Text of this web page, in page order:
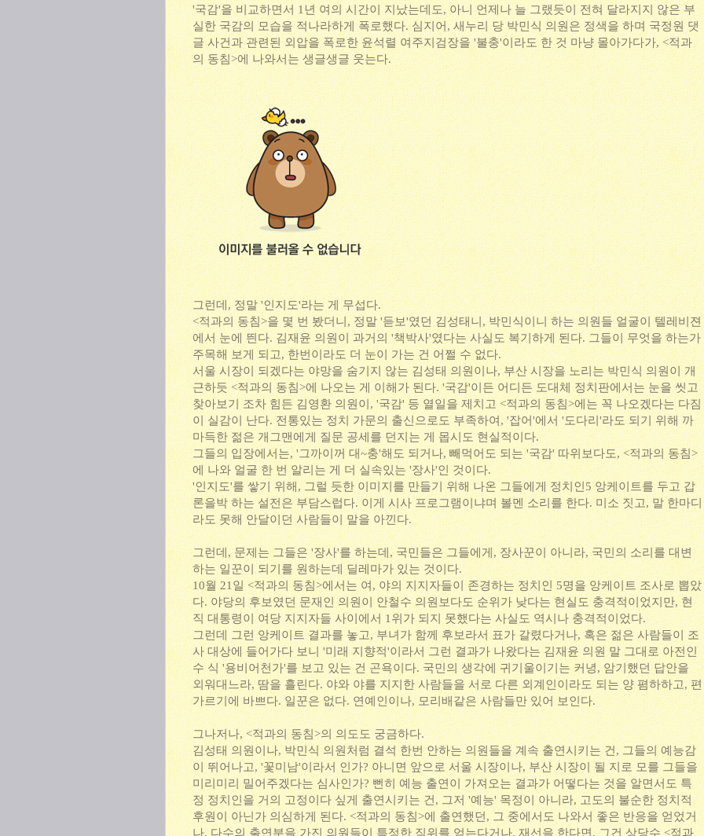
'국감'을 비교하면서 1년 여의 시간이 지났는데도, 아니 언제나 늘 그랬듯이 전혀 달라지지 않은 부
실한 국감의 모습을 적나라하게 폭로했다. 심지어, 새누리 당 박민식 의원은 정색을 하며 국정원 댓
글 사건과 관련된 외압을 폭로한 윤석렬 여주지검장을 '불충'이라도 한 것 마냥 몰아가다가, <적과
의 동침>에 나와서는 생글생글 웃는다.
그런데, 정말 '인지도'라는 게 무섭다.
<적과의 동침>을 몇 번 봤더니, 정말 '듣보'였던 김성태니, 박민식이니 하는 의원들 얼굴이 텔레비젼
에서 눈에 띈다. 김재윤 의원이 과거의 '책박사'였다는 사실도 복기하게 된다. 그들이 무엇을 하는가
주목해 보게 되고, 한번이라도 더 눈이 가는 건 어쩔 수 없다.
서울 시장이 되겠다는 야망을 숨기지 않는 김성태 의원이나, 부산 시장을 노리는 박민식 의원이 개
근하듯 <적과의 동침>에 나오는 게 이해가 된다. '국감'이든 어디든 도대체 정치판에서는 눈을 씻고
찾아보기 조차 힘든 김영환 의원이, '국감' 등 열일을 제치고 <적과의 동침>에는 꼭 나오겠다는 다짐
이 실감이 난다. 전통있는 정치 가문의 출신으로도 부족하여, '잡어'에서 '도다리'라도 되기 위해 까
마득한 젊은 개그맨에게 질문 공세를 던지는 게 몹시도 현실적이다.
그들의 입장에서는, '그까이꺼 대~충'해도 되거나, 빼먹어도 되는 '국감' 따위보다도, <적과의 동침>
에 나와 얼굴 한 번 알리는 게 더 실속있는 '장사'인 것이다.
'인지도'를 쌓기 위해, 그럴 듯한 이미지를 만들기 위해 나온 그들에게 정치인5 앙케이트를 두고 갑
론을박 하는 설전은 부담스럽다. 이게 시사 프로그램이냐며 볼멘 소리를 한다. 미소 짓고, 말 한마디
라도 못해 안달이던 사람들이 말을 아낀다.
그런데, 문제는 그들은 '장사'를 하는데, 국민들은 그들에게, 장사꾼이 아니라, 국민의 소리를 대변
하는 일꾼이 되기를 원하는데 딜레마가 있는 것이다.
10월 21일 <적과의 동침>에서는 여, 야의 지지자들이 존경하는 정치인 5명을 앙케이트 조사로 뽑았
다. 야당의 후보였던 문재인 의원이 안철수 의원보다도 순위가 낮다는 현실도 충격적이었지만, 현
직 대통령이 여당 지지자들 사이에서 1위가 되지 못했다는 사실도 역시나 충격적이었다.
그런데 그런 앙케이트 결과를 놓고, 부녀가 함께 후보라서 표가 갈렸다거나, 혹은 젊은 사람들이 조
사 대상에 들어가다 보니 '미래 지향적'이라서 그런 결과가 나왔다는 김재윤 의원 말 그대로 아전인
수 식 '용비어천가'를 보고 있는 건 곤욕이다. 국민의 생각에 귀기울이기는 커녕, 암기했던 답안을
외워대느라, 땀을 흘린다. 야와 야를 지지한 사람들을 서로 다른 외계인이라도 되는 양 폄하하고, 편
가르기에 바쁘다. 일꾼은 없다. 연예인이나, 모리배같은 사람들만 있어 보인다.
그나저나, <적과의 동침>의 의도도 궁금하다.
김성태 의원이나, 박민식 의원처럼 결석 한번 안하는 의원들을 계속 출연시키는 건, 그들의 예능감
이 뛰어나고, '꽃미남'이라서 인가? 아니면 앞으로 서울 시장이나, 부산 시장이 될 지로 모를 그들을
미리미리 밀어주겠다는 심사인가? 뻔히 예능 출연이 가져오는 결과가 어떻다는 것을 알면서도 특
정 정치인을 거의 고정이다 싶게 출연시키는 건, 그저 '예능' 목정이 아니라, 고도의 불순한 정치적
후원이 아닌가 의심하게 된다. <적과의 동침>에 출연했던, 그 중에서도 나와서 좋은 반응을 얻었거
나, 다수의 출연분을 가진 의원들이 특정한 직위를 얻는다거나, 재선을 한다면, 그건 상당수 <적과